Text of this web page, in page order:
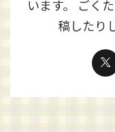
います。 ごく
稿したり